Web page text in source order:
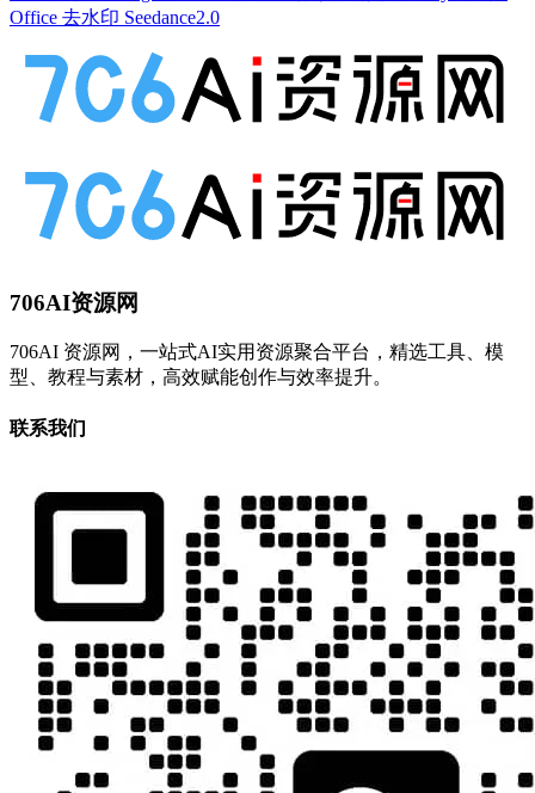
Office 去水印 Seedance2.0
706AI资源网
706AI 资源网，一站式AI实用资源聚合平台，精选工具、模
型、教程与素材，高效赋能创作与效率提升。
联系我们